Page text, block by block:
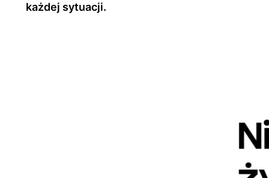
każdej sytuacji.